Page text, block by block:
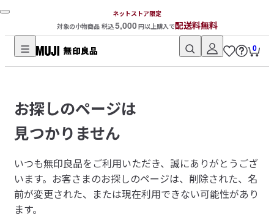
ネットストア限定
対象の小物商品 税込5,000円以上購入で配送料無料
無
品
ネ
ッ
ト
ス
ト
ア
0
お探しのページは
見つかりません
いつも無印良品をご利用いただき、誠にありがとうござ
います。 お客さまのお探しのページは、削除された、名
前が変更された、または現在利用できない可能性があり
ます。